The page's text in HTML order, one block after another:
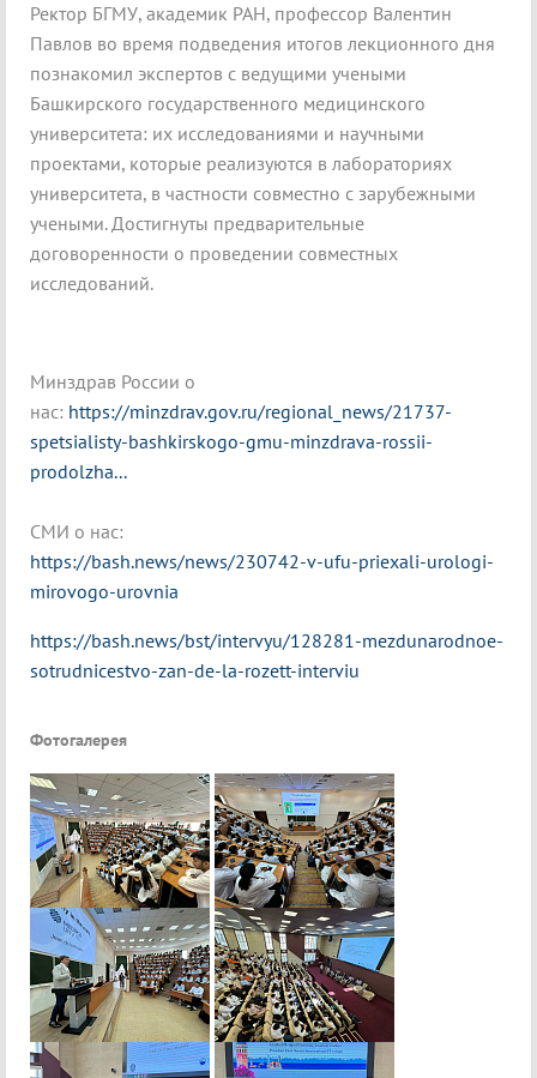
Ректор БГМУ, академик РАН, профессор Валентин
Павлов во время подведения итогов лекционного дня
познакомил экспертов с ведущими учеными
Башкирского государственного медицинского
университета: их исследованиями и научными
проектами, которые реализуются в лабораториях
университета, в частности совместно с зарубежными
учеными. Достигнуты предварительные
договоренности о проведении совместных
исследований.
Минздрав России о
нас: https://minzdrav.gov.ru/regional_news/21737-
spetsialisty-bashkirskogo-gmu-minzdrava-rossii-
prodolzha...
СМИ о нас:
https://bash.news/news/230742-v-ufu-priexali-urologi-
mirovogo-urovnia
https://bash.news/bst/intervyu/128281-mezdunarodnoe-
sotrudnicestvo-zan-de-la-rozett-interviu
Фотогалерея